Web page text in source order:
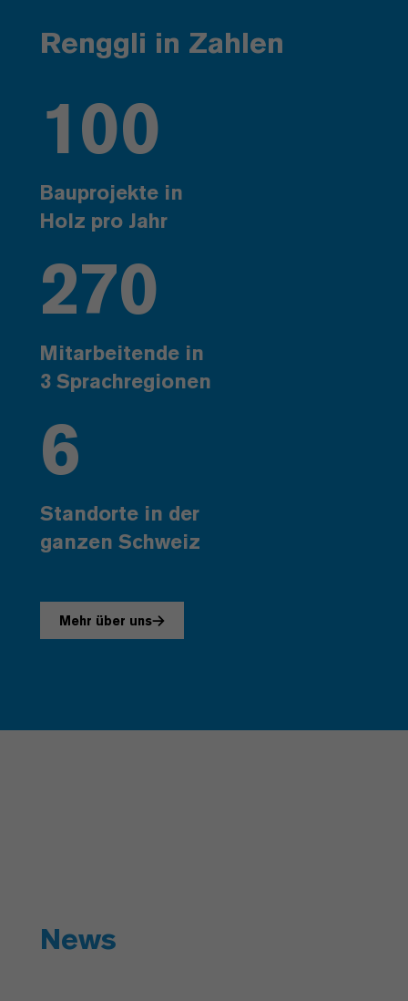
Renggli in Zahlen
100
Bauprojekte in
Holz pro Jahr
270
Mitarbeitende in
3 Sprachregionen
6
Standorte in der
ganzen Schweiz
Mehr über uns
News